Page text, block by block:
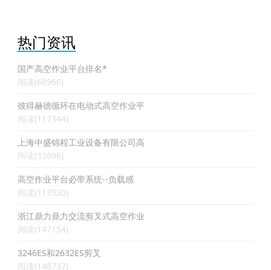
热门资讯
国产高空作业平台排名*
阅读(68966)
彼得赫德循环在电动式高空作业平
阅读(117344)
上海中盛锦程工业设备有限公司高
阅读(32696)
高空作业平台必带系统--负载感
阅读(113520)
浙江鼎力鼎力交流剪叉式高空作业
阅读(147154)
3246ES和2632ES剪叉
阅读(148737)